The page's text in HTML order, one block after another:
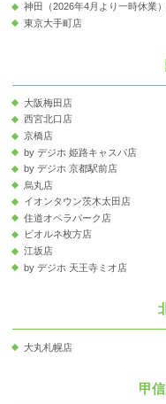
神田（2026年4月より一時休業
東京大手町店
大阪梅田店
西宮北口店
京橋店
by デジホ 姫路キャスパ店
by デジホ 京都駅前店
烏丸店
イオンタウン茨木太田店
住道オペラパーク店
ビオルネ枚方店
江坂店
by デジホ 天王寺ミオ店
大丸札幌店
甲